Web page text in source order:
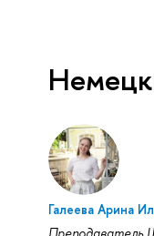
Галеева Арина